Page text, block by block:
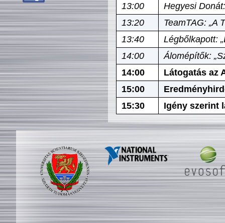
13:00
Hegyesi
13:20
TeamTAG: „A
13:40
Légbőlkapott:
14:00
Álomépítők:
14:00
Látogatás az
15:00
15:30
Igény szerint